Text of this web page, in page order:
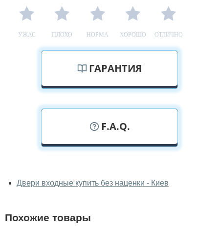
УЖАС ПЛОХО НОРМА ХОРОШО ОТЛИЧНО
ГАРАНТИЯ
F.A.Q.
входные вживую?
Двери входные купить без наценки - Киев
Похожие товары